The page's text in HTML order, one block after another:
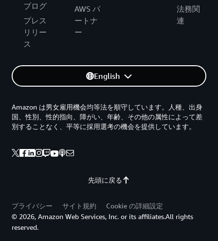
ブログ
プレス
リリー
ス
AWS パ
ートナ
ー
法務関
連
English
先頭に戻る
Amazon は男女雇用機会均等法を順守しています。人種、出身
国、性別、性的指向、障がい、年齢、その他の属性によって差
別することなく、平等に採用選考の機会を提供しています。
プライバシー サイト規約
Cookie の詳細設定
© 2026, Amazon Web Services, Inc. or its affiliates.All rights
reserved.